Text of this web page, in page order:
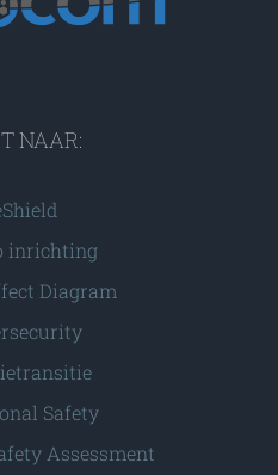
NAAR:
inrichting
Diagram
Safety
Assessment